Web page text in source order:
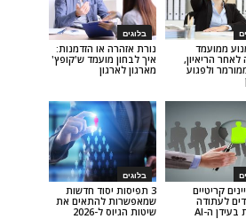
בלוגים
נורת אזהרה או הזדמנות:
איך לבחון מועמד ש'קופץ'
מארגון לארגון
3 תפיסות יסוד חדשות
שמאפשרות להתאים את
שיטות הגיוס ל-2026